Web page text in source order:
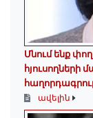
Մնում ենք
ավելին